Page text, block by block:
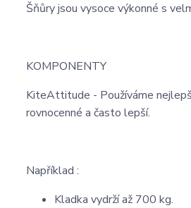
Šňůry jsou vysoce výkonné s
KOMPONENTY
KiteAttitude - Používáme
rovnocenné a často lepší.
Například :
Kladka vydrží až 700 kg.